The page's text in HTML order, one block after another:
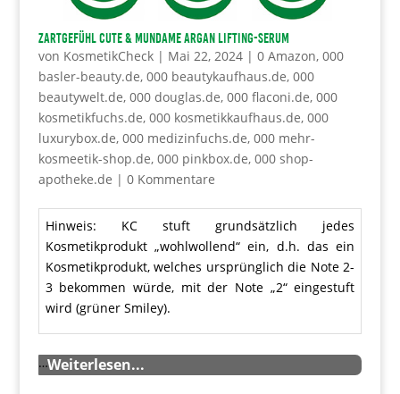
ZARTGEFÜHL Cute & Mundame Argan Lifting-Serum
von KosmetikCheck| Mai 22, 2024| 0 Amazon, 000
basler-beauty.de, 000 beautykaufhaus.de, 000
beautywelt.de, 000 douglas.de, 000 flaconi.de, 000
kosmetikfuchs.de, 000 kosmetikkaufhaus.de, 000
luxurybox.de, 000 medizinfuchs.de, 000 mehr-
kosmeetik-shop.de, 000 pinkbox.de, 000 shop-
apotheke.de | 0 Kommentare
Hinweis: KC stuft grundsätzlich jedes
Kosmetikprodukt „wohlwollend“ ein, d.h. das ein
Kosmetikprodukt, welches ursprünglich die Note 2-
3 bekommen würde, mit der Note „2“ eingestuft
wird (grüner Smiley).
…Weiterlesen...